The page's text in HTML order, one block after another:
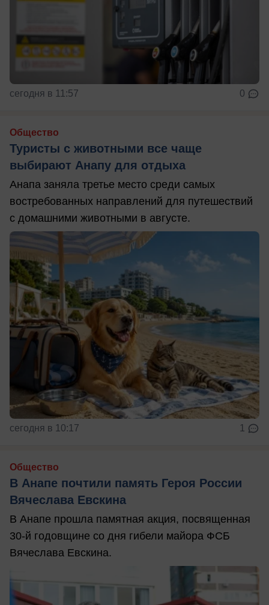
сегодня в 11:57 0
Общество
Туристы с животными все чаще
выбирают Анапу для отдыха
Анапа заняла третье место среди самых
востребованных направлений для путешествий
с домашними животными в августе.
сегодня в 10:17 1
Общество
В Анапе почтили память Героя России
Вячеслава Евскина
В Анапе прошла памятная акция, посвященная
30-й годовщине со дня гибели майора ФСБ
Вячеслава Евскина.